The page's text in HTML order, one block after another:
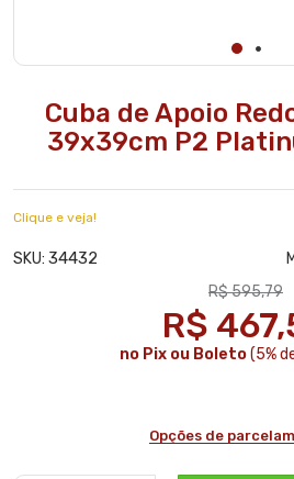
Cuba de Apoio
39x39cm P2
Clique e veja!
SKU: 34432
R$ 595,79
R$
no Pix ou Boleto(5%
Opções de